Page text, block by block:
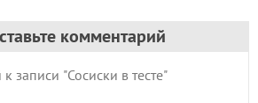
комментарий